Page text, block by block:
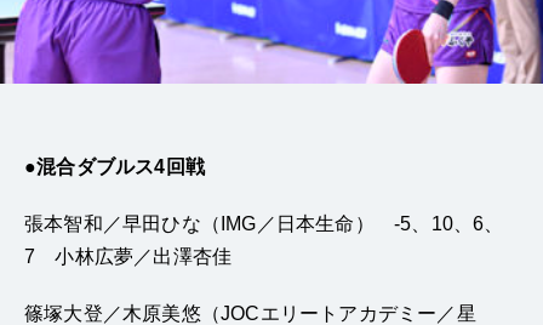
●混合ダブルス4回戦
張本智和／早田ひな（IMG／日本生命） -5、10、6、
7 小林広夢／出澤杏佳
篠塚大登／木原美悠（JOCエリートアカデミー／星